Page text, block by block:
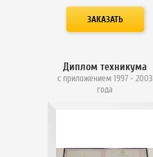
Диплом техникума
с приложением 1997 - 2003
года